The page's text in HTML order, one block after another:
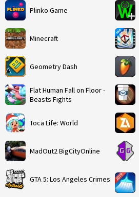
Plinko Game
Minecraft
Geometry Dash
Flat Human Fall on Floor -
Beasts Fights
Toca Life: World
MadOut2 BigCityOnline
GTA 5: Los Angeles Crimes